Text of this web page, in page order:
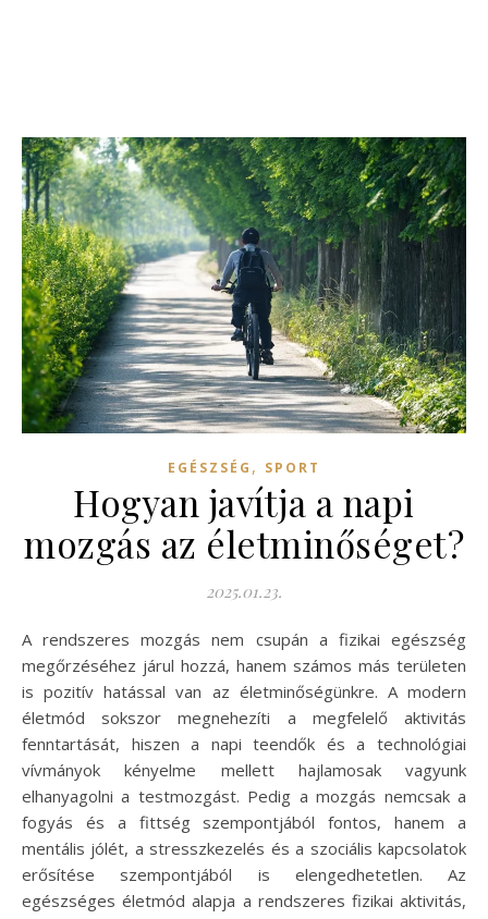
EGÉSZSÉG , SPORT
Hogyan javítja a napi
mozgás az életminőséget?
2025.01.23.
A rendszeres mozgás nem csupán a fizikai egészség
megőrzéséhez járul hozzá, hanem számos más területen
is pozitív hatással van az életminőségünkre. A modern
életmód sokszor megnehezíti a megfelelő aktivitás
fenntartását, hiszen a napi teendők és a technológiai
vívmányok kényelme mellett hajlamosak vagyunk
elhanyagolni a testmozgást. Pedig a mozgás nemcsak a
fogyás és a fittség szempontjából fontos, hanem a
mentális jólét, a stresszkezelés és a szociális kapcsolatok
erősítése szempontjából is elengedhetetlen. Az
egészséges életmód alapja a rendszeres fizikai aktivitás,